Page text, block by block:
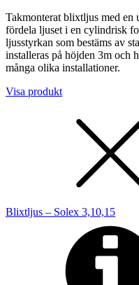
Takmonterat blixtljus med en
fördela ljuset i en cylindrisk
ljusstyrkan som bestäms av
installeras på höjden 3m och
många olika installationer.
Visa produkt
Blixtljus – Solex 3,10,15